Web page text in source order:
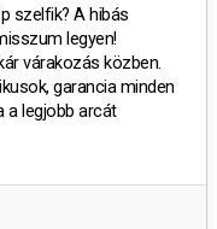
szelfik? A hibás
legyen!
várakozás közben.
garancia minden
a legjobb arcát